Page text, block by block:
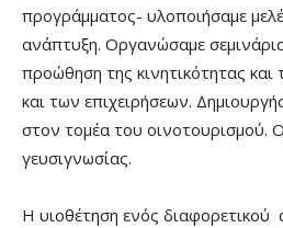
προγράμματος- υλοποιήσαμε
ανάπτυξη. Οργανώσαμε
προώθηση της κινητικότητας
και των επιχειρήσεων.
στον τομέα του οινοτουρισμού.
γευσιγνωσίας.
Η υιοθέτηση ενός διαφορετικού